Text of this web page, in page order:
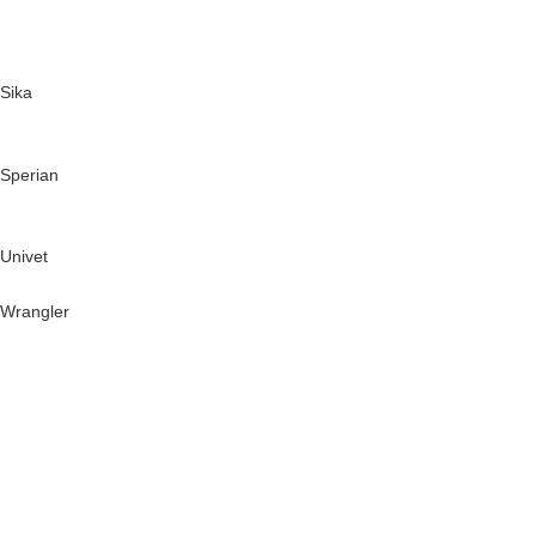
Sika
Sperian
Univet
Wrangler